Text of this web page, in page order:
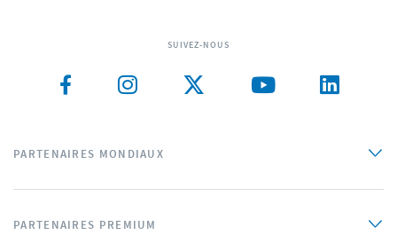
SUIVEZ-NOUS
PARTENAIRES MONDIAUX
PARTENAIRES PREMIUM